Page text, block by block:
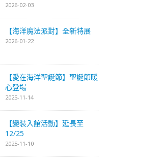
2026-02-03
【海洋魔法派對】全新特展
2026-01-22
【愛在海洋聖誕節】聖誕節暖
心登場
2025-11-14
【變裝入館活動】延長至
12/25
2025-11-10